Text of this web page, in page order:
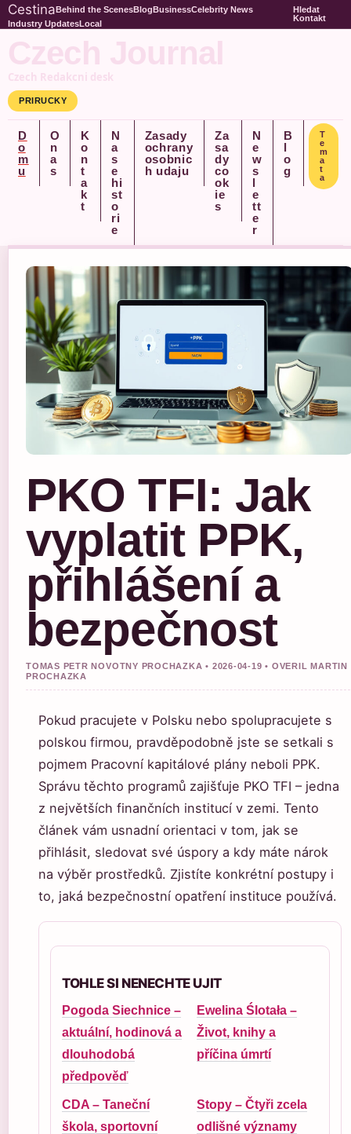
CestinaBehind the ScenesBlogBusinessCelebrity News
Industry UpdatesLocal
Hledat
Kontakt
Czech Journal
Czech Redakcni desk
PRIRUCKY
D
o
m
u
O
n
a
s
K
o
n
t
a
k
t
N
a
s
e
hi
st
o
ri
e
Zasady
ochrany
osobnic
h udaju
Za
sa
dy
co
ok
ie
s
N
e
w
s
l
e
tt
e
r
B
l
o
g
T
e
m
a
t
a
PKO TFI: Jak
vyplatit PPK,
přihlášení a
bezpečnost
TOMAS PETR NOVOTNY PROCHAZKA • 2026-04-19 • OVERIL MARTIN
PROCHAZKA
Pokud pracujete v Polsku nebo spolupracujete s
polskou firmou, pravděpodobně jste se setkali s
pojmem Pracovní kapitálové plány neboli PPK.
Správu těchto programů zajišťuje PKO TFI – jedna
z největších finančních institucí v zemi. Tento
článek vám usnadní orientaci v tom, jak se
přihlásit, sledovat své úspory a kdy máte nárok
na výběr prostředků. Zjistíte konkrétní postupy i
to, jaká bezpečnostní opatření instituce používá.
TOHLE SI NENECHTE UJIT
Pogoda Siechnice –
aktuální, hodinová a
dlouhodobá
předpověď
Ewelina Ślotała –
Život, knihy a
příčina úmrtí
CDA – Taneční
škola, sportovní
Stopy – Čtyři zcela
odlišné významy